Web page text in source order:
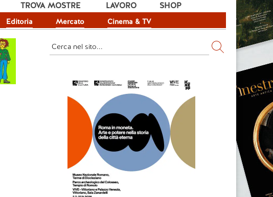
Editoria Mercato Cinema & TV
TROVA MOSTRE LAVORO SHOP